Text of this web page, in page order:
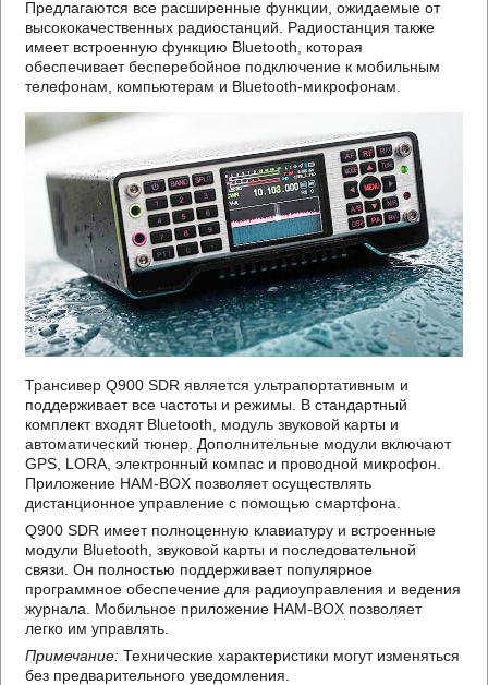
Предлагаются все расширенные функции, ожидаемые от
высококачественных радиостанций. Радиостанция также
имеет встроенную функцию Bluetooth, которая
обеспечивает бесперебойное подключение к мобильным
телефонам, компьютерам и Bluetooth-микрофонам.
Трансивер Q900 SDR является ультрапортативным и
поддерживает все частоты и режимы. В стандартный
комплект входят Bluetooth, модуль звуковой карты и
автоматический тюнер. Дополнительные модули включают
GPS, LORA, электронный компас и проводной микрофон.
Приложение HAM-BOX позволяет осуществлять
дистанционное управление с помощью смартфона.
Q900 SDR имеет полноценную клавиатуру и встроенные
модули Bluetooth, звуковой карты и последовательной
связи. Он полностью поддерживает популярное
программное обеспечение для радиоуправления и ведения
журнала. Мобильное приложение HAM-BOX позволяет
легко им управлять.
Примечание: Технические характеристики могут изменяться
без предварительного уведомления.